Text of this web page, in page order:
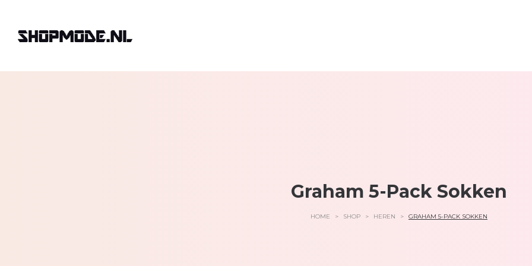
Graham 5-Pack Sokken
HOME > SHOP > HEREN > GRAHAM 5-PACK SOKKEN